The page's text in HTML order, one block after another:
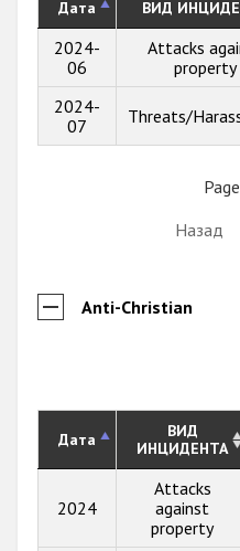
Дата ВИД
2024-
06
Attacks
property
2024-
07
Threats/
Назад
Anti-Christian
Дата
ВИД
ИНЦИДЕНТА
2024
Attacks
against
property